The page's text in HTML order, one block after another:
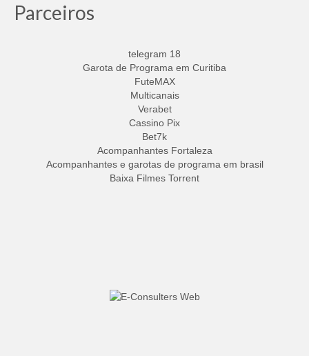
Parceiros
telegram 18
Garota de Programa em Curitiba
FuteMAX
Multicanais
Verabet
Cassino Pix
Bet7k
Acompanhantes Fortaleza
Acompanhantes e garotas de programa em brasil
Baixa Filmes Torrent